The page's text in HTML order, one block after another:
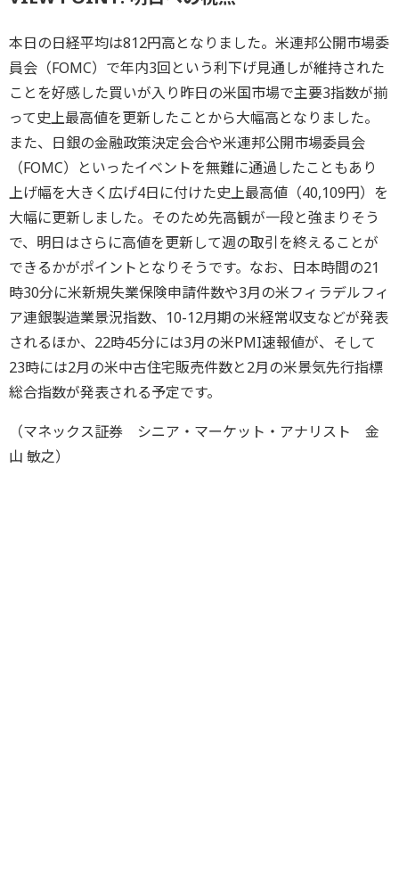
本日の日経平均は812円高となりました。米連邦公開市場委
員会（FOMC）で年内3回という利下げ見通しが維持された
ことを好感した買いが入り昨日の米国市場で主要3指数が揃
って史上最高値を更新したことから大幅高となりました。
また、日銀の金融政策決定会合や米連邦公開市場委員会
（FOMC）といったイベントを無難に通過したこともあり
上げ幅を大きく広げ4日に付けた史上最高値（40,109円）を
大幅に更新しました。そのため先高観が一段と強まりそう
で、明日はさらに高値を更新して週の取引を終えることが
できるかがポイントとなりそうです。なお、日本時間の21
時30分に米新規失業保険申請件数や3月の米フィラデルフィ
ア連銀製造業景況指数、10-12月期の米経常収支などが発表
されるほか、22時45分には3月の米PMI速報値が、そして
23時には2月の米中古住宅販売件数と2月の米景気先行指標
総合指数が発表される予定です。
（マネックス証券 シニア・マーケット・アナリスト 金
山 敏之）